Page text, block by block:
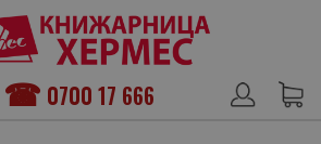
0700 17 666